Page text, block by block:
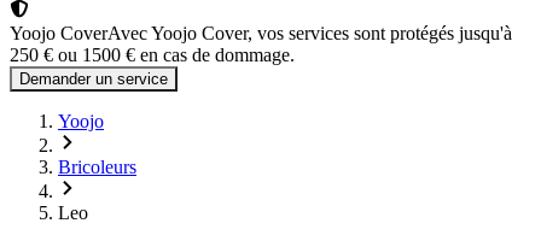
Yoojo CoverAvec Yoojo Cover, vos services sont protégés jusqu'à
250 € ou 1500 € en cas de dommage.
Demander un service
Yoojo
Bricoleurs
Leo